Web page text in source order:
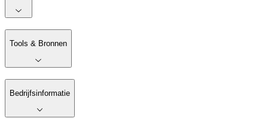
Tools & Bronnen
Bedrijfsinformatie